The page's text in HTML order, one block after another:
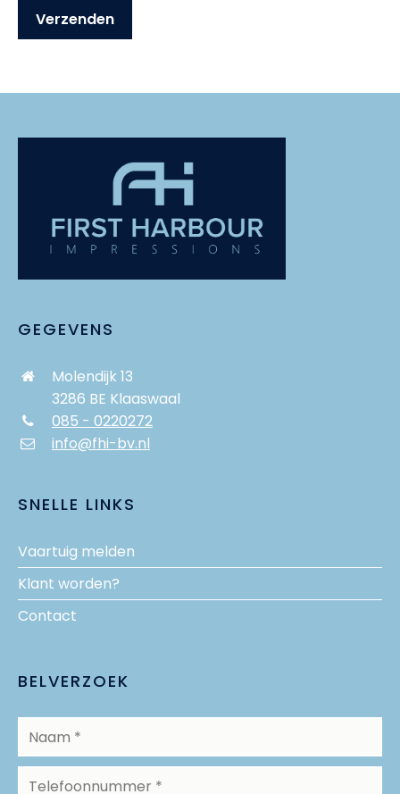
GEGEVENS
Molendijk 13
3286 BE Klaaswaal
085 - 0220272
info@fhi-bv.nl
SNELLE LINKS
Vaartuig melden
Klant worden?
Contact
BELVERZOEK